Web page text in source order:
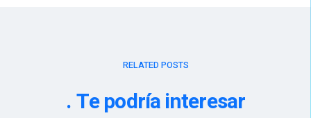
RELATED POSTS
Te podría interesar